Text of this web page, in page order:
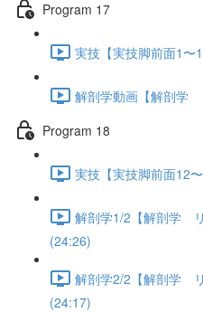
Program 17
実技【実技脚前面1〜
解剖学動画【解剖学
Program 18
実技【実技脚前面12
解剖学1/2【解剖学
(24:26)
解剖学2/2【解剖学
(24:17)